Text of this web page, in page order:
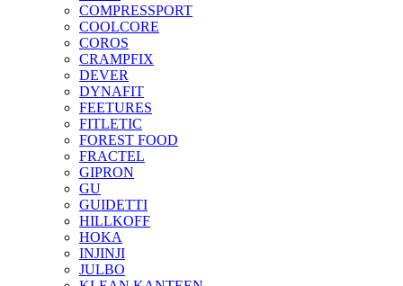
COMPRESSPORT
COOLCORE
COROS
CRAMPFIX
DEVER
DYNAFIT
FEETURES
FITLETIC
FOREST FOOD
FRACTEL
GIPRON
GU
GUIDETTI
HILLKOFF
HOKA
INJINJI
JULBO